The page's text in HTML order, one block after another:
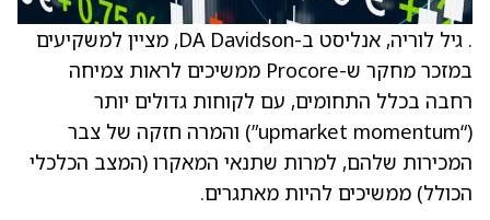
. גיל לוריה, אנליסט ב-DA Davidson, מציין למשקיעים
במזכר מחקר ש-Procore ממשיכים לראות צמיחה
רחבה בכלל התחומים, עם לקוחות גדולים יותר
(“upmarket momentum”) והמרה חזקה של צבר
המכירות שלהם, למרות שתנאי המאקרו (המצב הכלכלי
הכולל) ממשיכים להיות מאתגרים.